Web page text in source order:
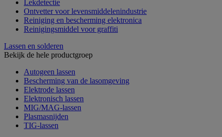
Lekdetectie
Ontvetter voor levensmiddelenindustrie
Reiniging en bescherming elektronica
Reinigingsmiddel voor graffiti
Lassen en solderen
Bekijk de hele productgroep
Autogeen lassen
Bescherming van de lasomgeving
Elektrode lassen
Elektronisch lassen
MIG/MAG-lassen
Plasmasnijden
TIG-lassen